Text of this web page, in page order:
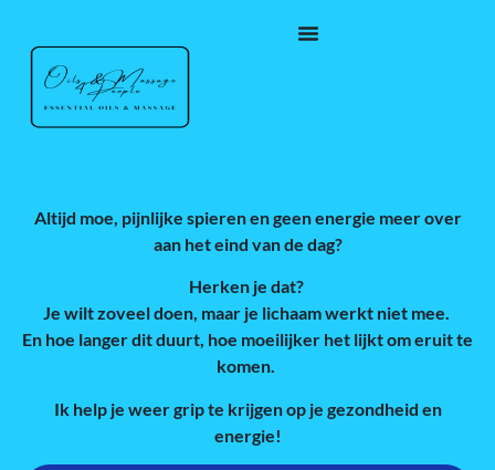
Altijd moe, pijnlijke spieren en geen energie meer over
aan het eind van de dag?
Herken je dat?
Je wilt zoveel doen, maar je lichaam werkt niet mee.
En hoe langer dit duurt, hoe moeilijker het lijkt om eruit te
komen.
Ik help je weer grip te krijgen op je gezondheid en
energie!